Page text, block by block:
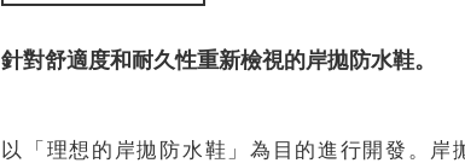
針對舒適度和耐久性重新檢視的岸拋防水鞋。
以「理想的岸拋防水鞋」為目的進行開發。